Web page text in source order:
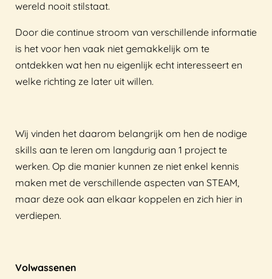
wereld nooit stilstaat.
Door die continue stroom van verschillende informatie
is het voor hen vaak niet gemakkelijk om te
ontdekken wat hen nu eigenlijk echt interesseert en
welke richting ze later uit willen.
Wij vinden het daarom belangrijk om hen de nodige
skills aan te leren om langdurig aan 1 project te
werken. Op die manier kunnen ze niet enkel kennis
maken met de verschillende aspecten van STEAM,
maar deze ook aan elkaar koppelen en zich hier in
verdiepen.
Volwassenen